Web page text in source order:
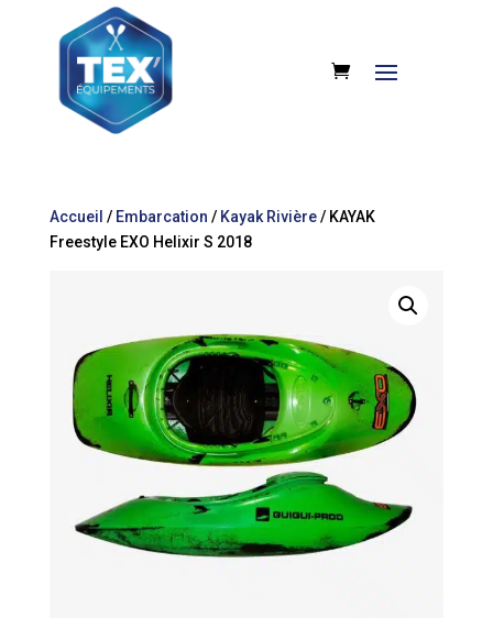
Accueil / Embarcation / Kayak Rivière/ KAYAK
Freestyle EXO Helixir S 2018